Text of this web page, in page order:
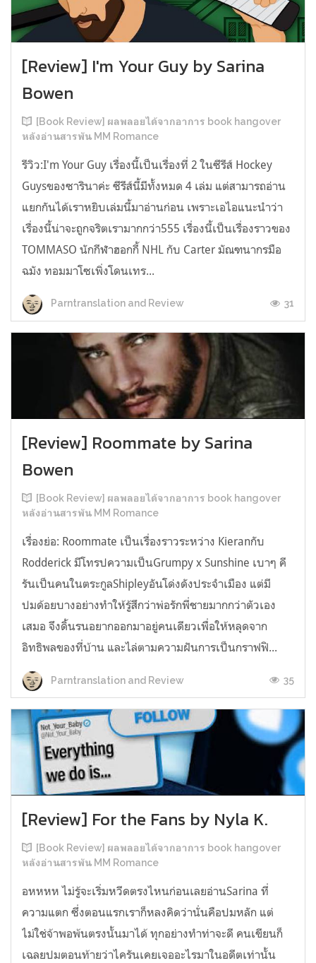
[Review] I'm Your Guy by Sarina
Bowen
[Book Review] ผลพลอยได้จากอาการ book hangover
หลังอ่านสารพัน MM Romance
รีวิว:I'm Your Guy เรื่องนี้เป็นเรื่องที่ 2 ในซีรีส์ Hockey
Guysของซารินาค่ะ ซีรีส์นี้มีทั้งหมด 4 เล่ม แต่สามารถอ่าน
แยกกันได้เราหยิบเล่มนี้มาอ่านก่อน เพราะเอไอแนะนำว่า
เรื่องนี้น่าจะถูกจริตเรามากกว่า555 เรื่องนี้เป็นเรื่องราวของ
TOMMASO นักกีฬาฮอกกี้ NHL กับ Carter มัณฑนากรมือ
ฉมัง ทอมมาโซเพิ่งโดนเทร...
Parntranslation and Review 31
[Review] Roommate by Sarina
Bowen
[Book Review] ผลพลอยได้จากอาการ book hangover
หลังอ่านสารพัน MM Romance
เรื่องย่อ: Roommate เป็นเรื่องราวระหว่าง Kieranกับ
Rodderick มีโทรปความเป็นGrumpy x Sunshine เบาๆ คี
รันเป็นคนในตระกูลShipleyอันโด่งดังประจำเมือง แต่มี
ปมด้อยบางอย่างทำให้รู้สึกว่าพ่อรักพี่ชายมากกว่าตัวเอง
เสมอ จึงดิ้นรนอยากออกมาอยู่คนเดียวเพื่อให้หลุดจาก
อิทธิพลของที่บ้าน และไล่ตามความฝันการเป็นกราฟฟิ...
Parntranslation and Review 35
[Review] For the Fans by Nyla K.
[Book Review] ผลพลอยได้จากอาการ book hangover
หลังอ่านสารพัน MM Romance
อหหหห ไม่รู้จะเริ่มหวีดตรงไหนก่อนเลยอ่านSarina ที่
ความแตก ซึ่งตอนแรกเราก็หลงคิดว่านั่นคือปมหลัก แต่
ไม่ใช่จ้าพอพ้นตรงนั้นมาได้ ทุกอย่างทำท่าจะดี คนเขียนก็
เฉลยปมตอนท้ายว่าไครันเคยเจออะไรมาในอดีตเท่านั้น